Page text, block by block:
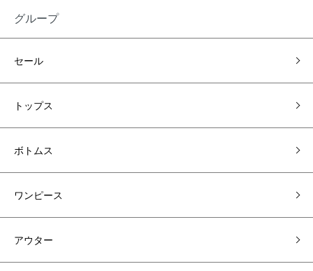
グループ
セール
トップス
ボトムス
ワンピース
アウター